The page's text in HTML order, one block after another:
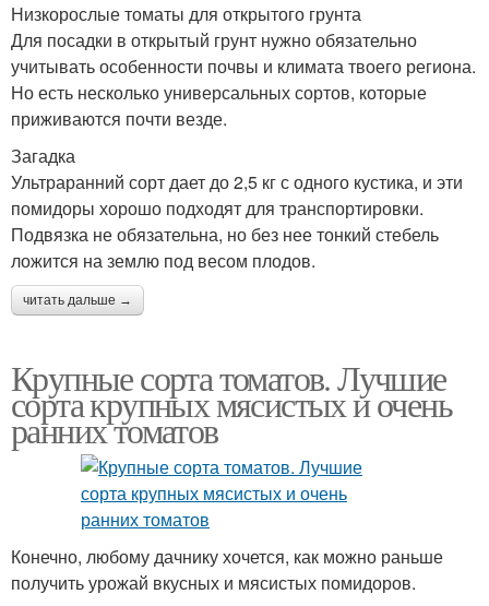
Низкорослые томаты для открытого грунта
Для посадки в открытый грунт нужно обязательно
учитывать особенности почвы и климата твоего региона.
Но есть несколько универсальных сортов, которые
приживаются почти везде.
Загадка
Ультраранний сорт дает до 2,5 кг с одного кустика, и эти
помидоры хорошо подходят для транспортировки.
Подвязка не обязательна, но без нее тонкий стебель
ложится на землю под весом плодов.
читать дальше →
Крупные сорта томатов. Лучшие
сорта крупных мясистых и очень
ранних томатов
Конечно, любому дачнику хочется, как можно раньше
получить урожай вкусных и мясистых помидоров.